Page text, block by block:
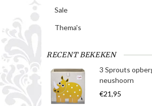
Sale
Thema's
RECENT BEKEKEN
3 Sprouts
neushoorn
€21,95